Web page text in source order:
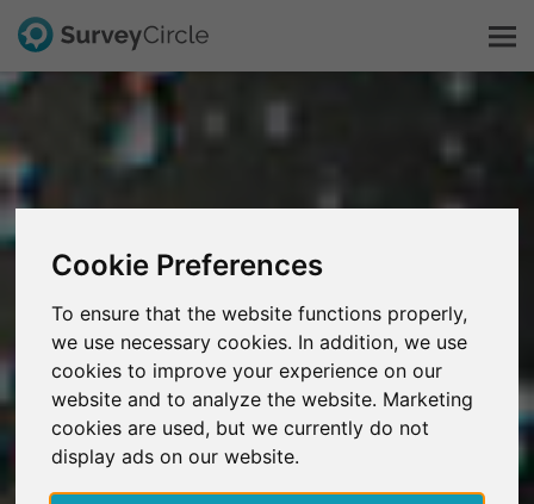
Cookie Preferences
To ensure that the website functions properly,
we use necessary cookies. In addition, we use
cookies to improve your experience on our
website and to analyze the website. Marketing
cookies are used, but we currently do not
display ads on our website.
Explorer la recherche
FAQ
S'inscrire gratuitement
S'inscrire